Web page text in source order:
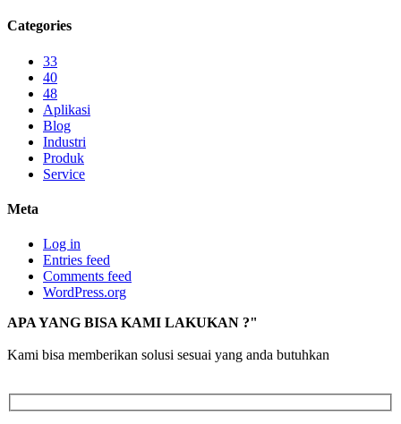
Categories
33
40
48
Aplikasi
Blog
Industri
Produk
Service
Meta
Log in
Entries feed
Comments feed
WordPress.org
APA YANG BISA KAMI LAKUKAN ?"
Kami bisa memberikan solusi sesuai yang anda butuhkan